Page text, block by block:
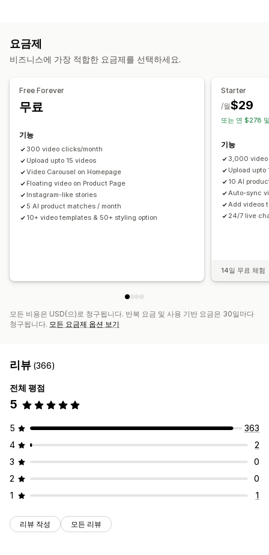
맞춤 설정
동영상 템플릿
동영상 가져오기 동영상 배경
모바일 반응형
표시 옵션
분석
요금제
비즈니스에 가장 적합한 요금제를 선택하세요.
Free Forever
무료
기능
300 video clicks/month
Upload upto 15 videos
Video Carousel on Homepage
Floating video on Product Page
Instagram-like stories
5 AI product matches / month
10+ video templates & 50+ styling option
Starter
$29
/월
또는 연 $278
기능
3,000
Upload
10 AI
Auto-sync
Add videos
24/7 live
14일 무료 체험
모든 비용은 USD(으)로 청구됩니다. 반복 요금 및 사용 기반 요금은 30일마다
청구됩니다. 모든 요금제 옵션 보기
리뷰 (366)
전체 평점
5
5
363
4
2
3
0
2
0
1
1
리뷰 작성 모든 리뷰